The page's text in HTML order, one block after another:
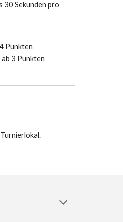
30 Sekunden pro
Punkten
3 Punkten